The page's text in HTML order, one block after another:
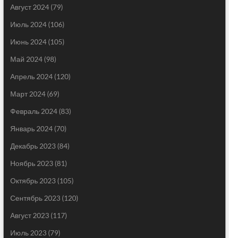
Август 2024(79)
Июль 2024(106)
Июнь 2024(105)
Май 2024(98)
Апрель 2024(120)
Март 2024(69)
Февраль 2024(83)
Январь 2024(70)
Декабрь 2023(84)
Ноябрь 2023(81)
Октябрь 2023(105)
Сентябрь 2023(120)
Август 2023(117)
Июль 2023(79)